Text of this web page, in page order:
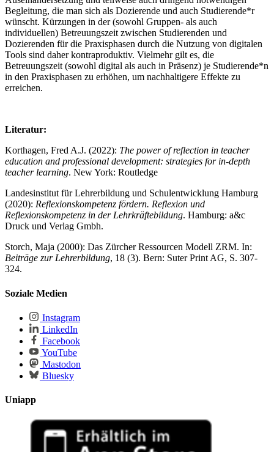
Begleitung, die man sich als Dozierende und auch Studierende*r
wünscht. Kürzungen in der (sowohl Gruppen- als auch
individuellen) Betreuungszeit zwischen Studierenden und
Dozierenden für die Praxisphasen durch die Nutzung von digitalen
Tools sind daher kontraproduktiv. Vielmehr gilt es, die
Betreuungszeit (sowohl digital als auch in Präsenz) je Studierende*n
in den Praxisphasen zu erhöhen, um nachhaltigere Effekte zu
erreichen.
Literatur:
Korthagen, Fred A.J. (2022): The power of reflection in teacher
education and professional development: strategies for in-depth
teacher learning. New York: Routledge
Landesinstitut für Lehrerbildung und Schulentwicklung Hamburg
(2020): Reflexionskompetenz fördern. Reflexion und
Reflexionskompetenz in der Lehrkräftebildung. Hamburg: a&c
Druck und Verlag Gmbh.
Storch, Maja (2000): Das Zürcher Ressourcen Modell ZRM. In:
Beiträge zurLehrerbildung, 18 (3). Bern: Suter Print AG, S. 307-
324.
Soziale Medien
Instagram
LinkedIn
Facebook
YouTube
Mastodon
Bluesky
Uniapp